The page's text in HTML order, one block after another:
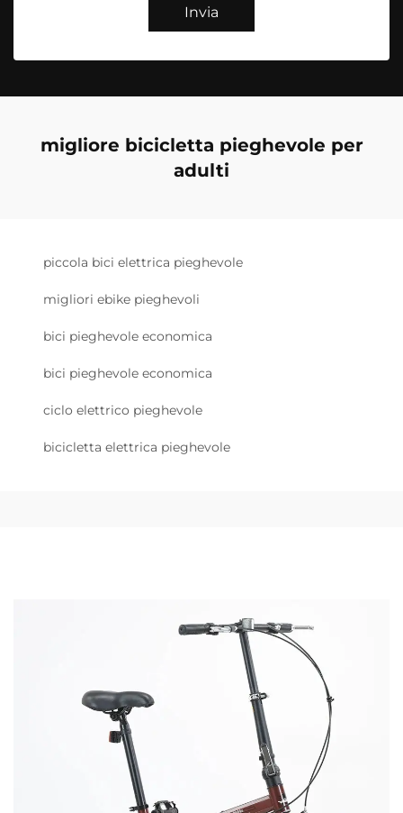
Invia
migliore bicicletta pieghevole per
adulti
piccola bici elettrica pieghevole
migliori ebike pieghevoli
bici pieghevole economica
bici pieghevole economica
ciclo elettrico pieghevole
bicicletta elettrica pieghevole